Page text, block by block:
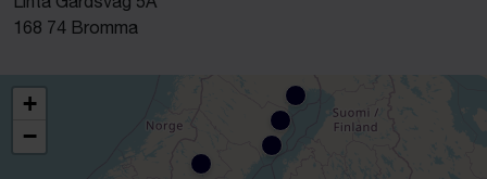
168 74 Bromma
+
−